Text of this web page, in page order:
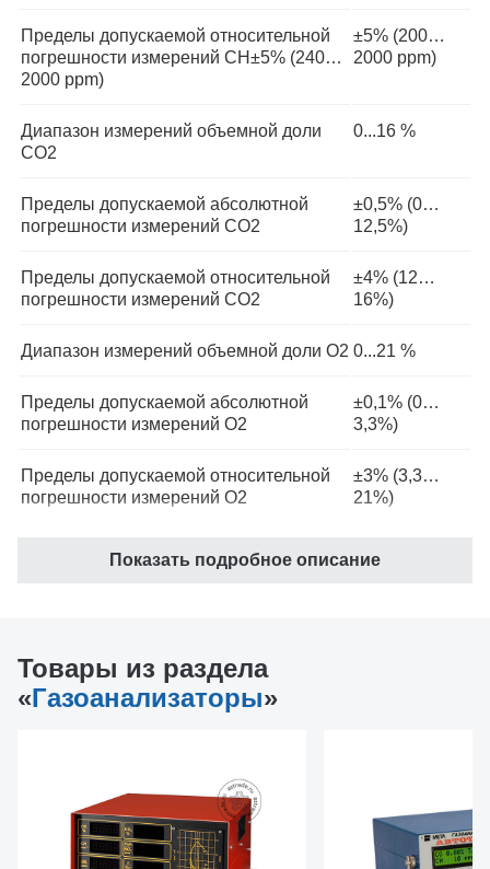
Пределы допускаемой относительной
погрешности измерений СН±5% (240…
2000 ppm)
±5% (200…
2000 ppm)
Диапазон измерений объемной доли
СО2
0...16 %
Пределы допускаемой абсолютной
погрешности измерений СО2
±0,5% (0…
12,5%)
Пределы допускаемой относительной
погрешности измерений СО2
±4% (12…
16%)
Диапазон измерений объемной доли О2 0...21 %
Пределы допускаемой абсолютной
погрешности измерений О2
±0,1% (0…
3,3%)
Пределы допускаемой относительной
погрешности измерений О2
±3% (3,3…
21%)
Диапазон измерений объемной доли
Пределы допускаемой относительной
погрешности измерений NOx
Расчет коэффициента избытка воздуха
Диапазон измерений коэффициента
0...2
Показать подробное описание
Товары из раздела
«Газоанализаторы»